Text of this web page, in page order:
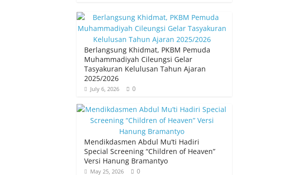
e
b
o
o
k
er s
A
p
p
ar
e
Berlangsung Khidmat, PKBM Pemuda
Muhammadiyah Cileungsi Gelar
Tasyakuran Kelulusan Tahun Ajaran
2025/2026
July 6, 2026 0
Mendikdasmen Abdul Mu’ti Hadiri
Special Screening “Children of Heaven”
Versi Hanung Bramantyo
May 25, 2026 0